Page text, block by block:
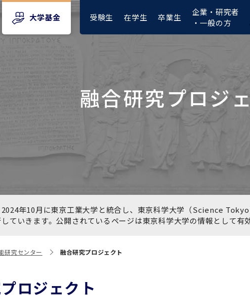
大学基金 受験生 在学生 卒業生
企業・研究者
・一般の方
大学紹介動画
写真で綴る 東京医科歯科大
大学評価の制度について
計画等について【6年間】
1-2.年度計画・年度評価等
について【第1期～第3期】
四大学連合憲章等
東京医科歯科大学ダイバー
シティ＆インクルージョン
学部などについて
イベント
授業料・入学料・検定料
猶予について(Admission &
Tuition
歯学部（歯学科･口腔保健学
大学院医歯学総合研究科
修士課程 医歯理工保健学専
員研究内容
統合イノベーション機構
研究基盤クラスター（統合
先端医歯工学創成クラスタ
ー（統合研究機構）
異動したセンター
融合研究プロジ
年10月に東京工業大学と統合し、東京科学大学（Science Tokyo
ていきます。公開されているページは東京科学大学の情報として有
研究センター 融合研究プロジェクト
ロジェクト